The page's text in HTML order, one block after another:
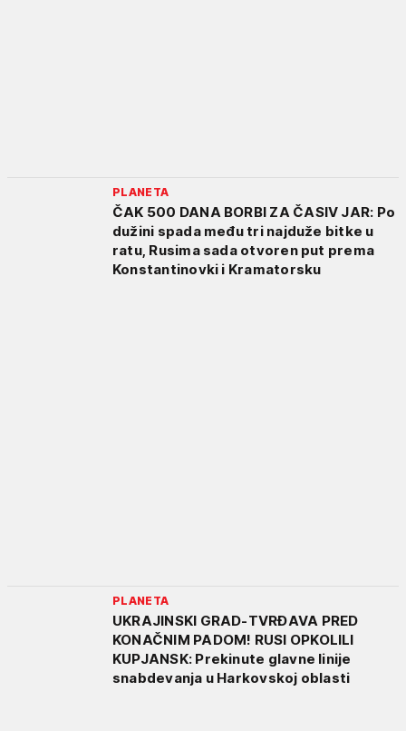
PLANETA
ČAK 500 DANA BORBI ZA ČASIV JAR: Po
dužini spada među tri najduže bitke u
ratu, Rusima sada otvoren put prema
Konstantinovki i Kramatorsku
PLANETA
UKRAJINSKI GRAD-TVRĐAVA PRED
KONAČNIM PADOM! RUSI OPKOLILI
KUPJANSK: Prekinute glavne linije
snabdevanja u Harkovskoj oblasti